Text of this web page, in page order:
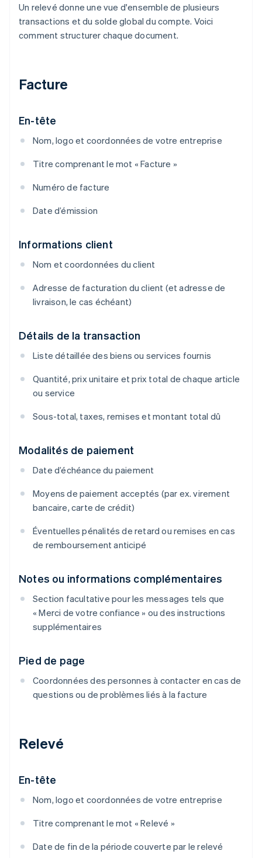
Un relevé donne une vue d'ensemble de plusieurs
transactions et du solde global du compte. Voici
comment structurer chaque document.
Facture
En-tête
Nom, logo et coordonnées de votre entreprise
Titre comprenant le mot « Facture »
Numéro de facture
Date d’émission
Informations client
Nom et coordonnées du client
Adresse de facturation du client (et adresse de
livraison, le cas échéant)
Détails de la transaction
Liste détaillée des biens ou services fournis
Quantité, prix unitaire et prix total de chaque article
ou service
Sous-total, taxes, remises et montant total dû
Modalités de paiement
Date d’échéance du paiement
Moyens de paiement acceptés (par ex. virement
bancaire, carte de crédit)
Éventuelles pénalités de retard ou remises en cas
de remboursement anticipé
Notes ou informations complémentaires
Section facultative pour les messages tels que
« Merci de votre confiance » ou des instructions
supplémentaires
Pied de page
Coordonnées des personnes à contacter en cas de
questions ou de problèmes liés à la facture
Relevé
En-tête
Nom, logo et coordonnées de votre entreprise
Titre comprenant le mot « Relevé »
Date de fin de la période couverte par le relevé